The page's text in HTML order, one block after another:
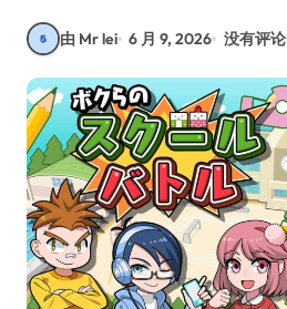
由 Mr lei 6 月 9, 2026 没有评论